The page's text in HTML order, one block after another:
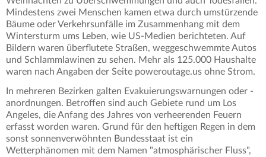
Mindestens zwei Menschen kamen etwa durch umstürzende
Bäume oder Verkehrsunfälle im Zusammenhang mit dem
Wintersturm ums Leben, wie US-Medien berichteten. Auf
Bildern waren überflutete Straßen, weggeschwemmte Autos
und Schlammlawinen zu sehen. Mehr als 125.000 Haushalte
waren nach Angaben der Seite poweroutage.us ohne Strom.
In mehreren Bezirken galten Evakuierungswarnungen oder -
anordnungen. Betroffen sind auch Gebiete rund um Los
Angeles, die Anfang des Jahres von verheerenden Feuern
erfasst worden waren. Grund für den heftigen Regen in dem
sonst sonnenverwöhnten Bundesstaat ist ein
Wetterphänomen mit dem Namen "atmosphärischer Fluss",